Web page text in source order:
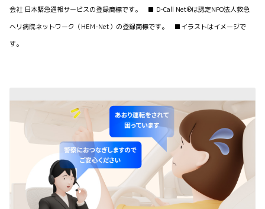
会社 日本緊急通報サービスの登録商標です。 ■ D-Call Net®は認定NPO法人救急
ヘリ病院ネットワーク（HEM-Net）の登録商標です。 ■イラストはイメージで
す。